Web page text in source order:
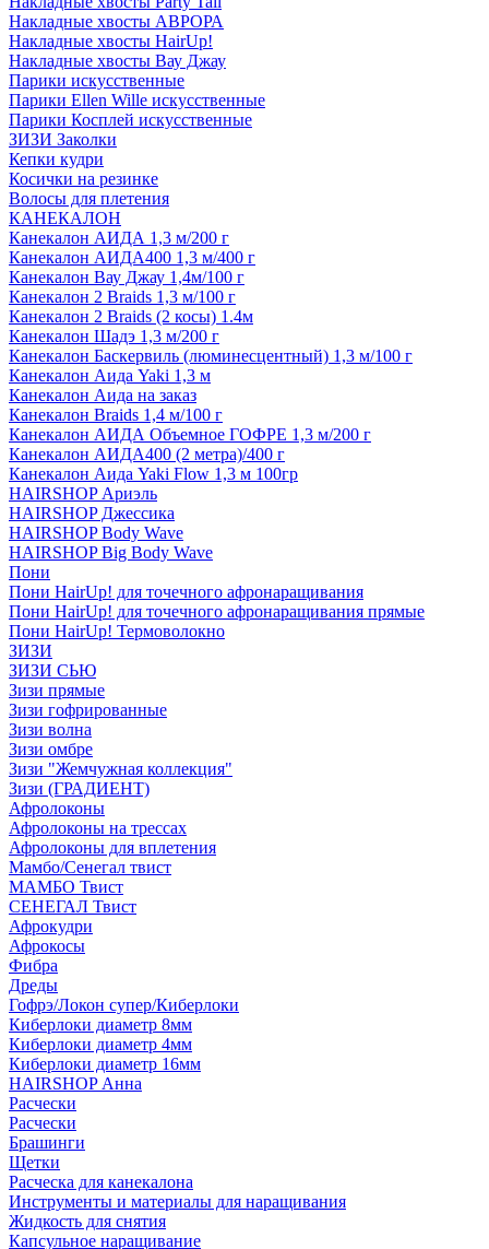
Накладные хвосты АВРОРА
Накладные хвосты HairUp!
Накладные хвосты Вау Джау
Парики искусственные
Парики Ellen Wille искусственные
Парики Косплей искусственные
ЗИЗИ Заколки
Кепки кудри
Косички на резинке
Волосы для плетения
КАНЕКАЛОН
Канекалон АИДА 1,3 м/200 г
Канекалон АИДА400 1,3 м/400 г
Канекалон Вау Джау 1,4м/100 г
Канекалон 2 Braids 1,3 м/100 г
Канекалон 2 Braids (2 косы) 1.4м
Канекалон Шадэ 1,3 м/200 г
Канекалон Баскервиль (люминесцентный) 1,3 м/100 г
Канекалон Аида Yaki 1,3 м
Канекалон Аида на заказ
Канекалон Braids 1,4 м/100 г
Канекалон АИДА Объемное ГОФРЕ 1,3 м/200 г
Канекалон АИДА400 (2 метра)/400 г
Канекалон Аида Yaki Flow 1,3 м 100гр
HAIRSHOP Ариэль
HAIRSHOP Джессика
HAIRSHOP Body Wave
HAIRSHOP Big Body Wave
Пони
Пони HairUp! для точечного афронаращивания
Пони HairUp! для точечного афронаращивания прямые
Пони HairUp! Термоволокно
ЗИЗИ
ЗИЗИ СЬЮ
Зизи прямые
Зизи гофрированные
Зизи волна
Зизи омбре
Зизи "Жемчужная коллекция"
Зизи (ГРАДИЕНТ)
Афролоконы
Афролоконы на трессах
Афролоконы для вплетения
Мамбо/Сенегал твист
МАМБО Твист
СЕНЕГАЛ Твист
Афрокудри
Афрокосы
Фибра
Дреды
Гофрэ/Локон супер/Киберлоки
Киберлоки диаметр 8мм
Киберлоки диаметр 4мм
Киберлоки диаметр 16мм
HAIRSHOP Анна
Расчески
Расчески
Брашинги
Щетки
Расческа для канекалона
Инструменты и материалы для наращивания
Жидкость для снятия
Капсульное наращивание